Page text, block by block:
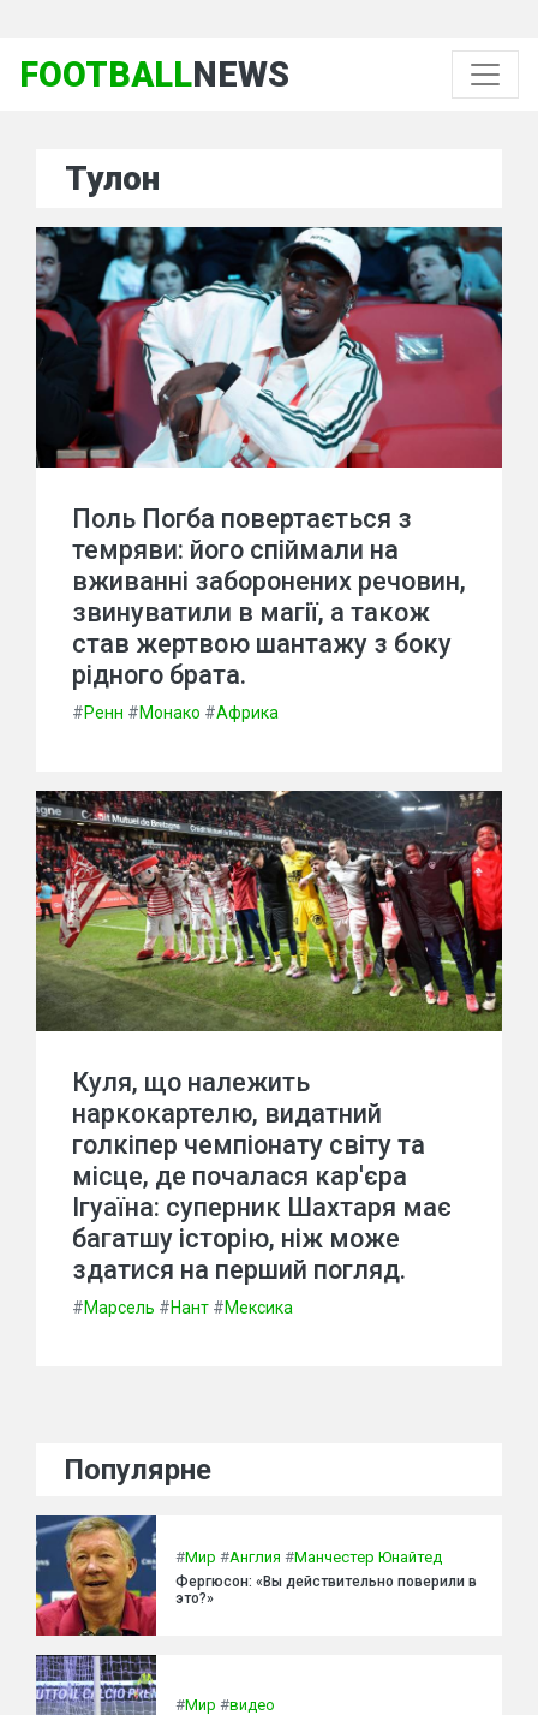
FOOTBALLNEWS
Тулон
Поль Погба повертається з
темряви: його спіймали на
вживанні заборонених речовин,
звинуватили в магії, а також
став жертвою шантажу з боку
рідного брата.
#Ренн #Монако #Африка
Куля, що належить
наркокартелю, видатний
голкіпер чемпіонату світу та
місце, де почалася кар'єра
Ігуаїна: суперник Шахтаря має
багатшу історію, ніж може
здатися на перший погляд.
#Марсель #Нант #Мексика
Популярне
#Мир #Англия #Манчестер Юнайтед
Фергюсон: «Вы действительно поверили в
это?»
#Мир #видео